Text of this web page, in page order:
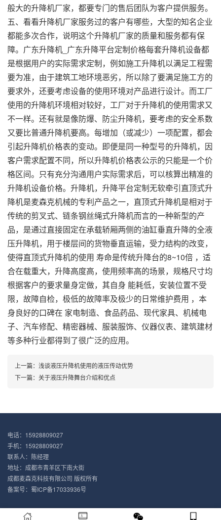
般大的升降机厂家，都要专门的售后团队为客户提供服务。
五、看看升降机厂家服务过的客户有哪些，大型的知名企业
都能多次合作，说明这个升降机厂家的质量和服务都有保
障。广东升降机_广东升降平台定制价格每套升降机设备都
是根据用户的实际需求定制，例如施工升降机以满足工程需
要为准，由于建筑工地环境恶劣，所以除了要满足施工方的
要求外，还要考虑设备的使用环境对产品进行设计。而工厂
使用的升降机环境相对较好，工厂对于升降机的使用需求又
不一样。还有就是像防爆、防尘升降机，要考虑的安全系数
又要比普通升降机要高。每增加（或减少）一项配置，都会
引起升降机价格表的变动。即便是同一种型号的升降机，因
客户需求配置不同，所以升降机价格表公示的只能是一个价
格区间。只有充分沟通用户实际需求后，可以核算出精准的
升降机设备价格。升降机，升降平台定制无软牵引直顶式升
降机是麦森克机械的专利产品之一，直顶式升降机是相对于
传统的剪叉式、链条钢丝绳式升降机而言的一种新型的产
品，是通过直接固定在承载轿厢两侧的油缸垂直升降的全液
压升降机，用于楼层间的货物垂直运输，受力结构的改变，
使得直顶式升降机的使用 寿命是传统升降台的8~10倍 ，适
合在载重大，升降高度高，使用频率高的场景，规格尺寸均
根据客户的要求量身定做，其自身 能耗低，安装位置不受
限，故障自检，极低的故障率及极少的日常维护费用 ，本
身良好的口碑在 家电制造、食品药品、现代家具、机械电
子、汽车修配、精密器械、服装服饰、仪器仪表、建筑建材
等多种行业都得到了很广泛的应用。
上一篇： 浅谈液压升降机使用的液压传动优势
下一篇： 关于液压升降舞台介绍和优点
电话：15928809027
手机：15928809027
联系人：陈经理
地址：成都市青羊区下南大街
成都麦森克科技有限公司 版权所有
备案号： 蜀ICP备17033936号